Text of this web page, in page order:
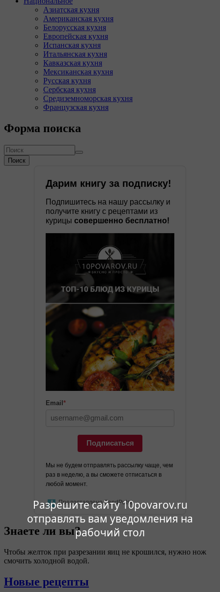
Разрешите сайту 10povarov.ru
отправлять вам уведомления на
рабочий стол
Азиатская кухня
Американская кухня
Белорусская кухня
Европейская кухня
Испанская кухня
Итальянская кухня
Кавказская кухня
Мексиканская кухня
Русская кухня
Сербская кухня
Средиземноморская кухня
Французская кухня
Форма поиска
Поиск
Дарим книгу за подписку!
Подпишитесь на нашу рассылку и
получите книгу с рецептами из
курицы совершенно бесплатно!
Email *
Подписаться
Мы не будем отправлять рассылку чаще, чем
раз в неделю, а вы сможете отписаться в
любой момент.
Предоставлено SendPulse
Знаете ли вы?
Чтобы желток при разрезании яиц не крошился, нужно нож
смочить холодной водой.
Новые рецепты